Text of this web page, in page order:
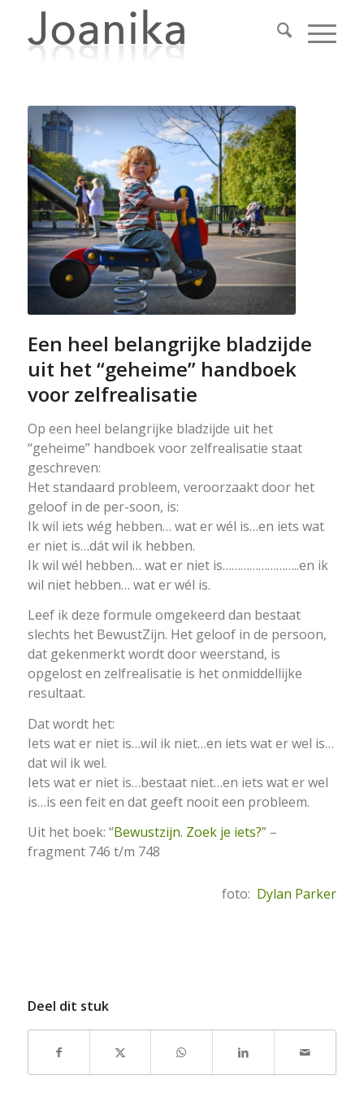
Een heel belangrijke bladzijde
uit het “geheime” handboek
voor zelfrealisatie
Op een heel belangrijke bladzijde uit het
“geheime” handboek voor zelfrealisatie staat
geschreven:
Het standaard probleem, veroorzaakt door het
geloof in de per-soon, is:
Ik wil iets wég hebben… wat er wél is…en iets wat
er niet is…dát wil ik hebben.
Ik wil wél hebben… wat er niet is……………………..en ik
wil niet hebben… wat er wél is.
Leef ik deze formule omgekeerd dan bestaat
slechts het BewustZijn. Het geloof in de persoon,
dat gekenmerkt wordt door weerstand, is
opgelost en zelfrealisatie is het onmiddellijke
resultaat.
Dat wordt het:
Iets wat er niet is…wil ik niet…en iets wat er wel is…
dat wil ik wel.
Iets wat er niet is…bestaat niet…en iets wat er wel
is…is een feit en dat geeft nooit een probleem.
Uit het boek: “Bewustzijn. Zoek je iets?” –
fragment 746 t/m 748
foto: Dylan Parker
Deel dit stuk